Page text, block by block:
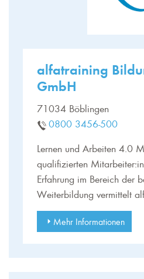
alfatraining
GmbH
Lernen und Arbeiten 4.0
qualifizierten
Erfahrung im Bereich der
Weiterbildung vermittelt
Mehr Informationen
71034 Böblingen
0800 3456-500